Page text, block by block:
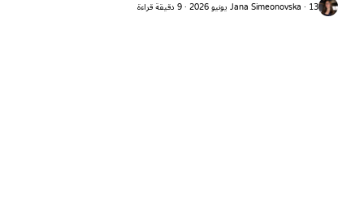
Jana Simeonovska · 13 يونيو 2026 · 9 دقيقة قراءة